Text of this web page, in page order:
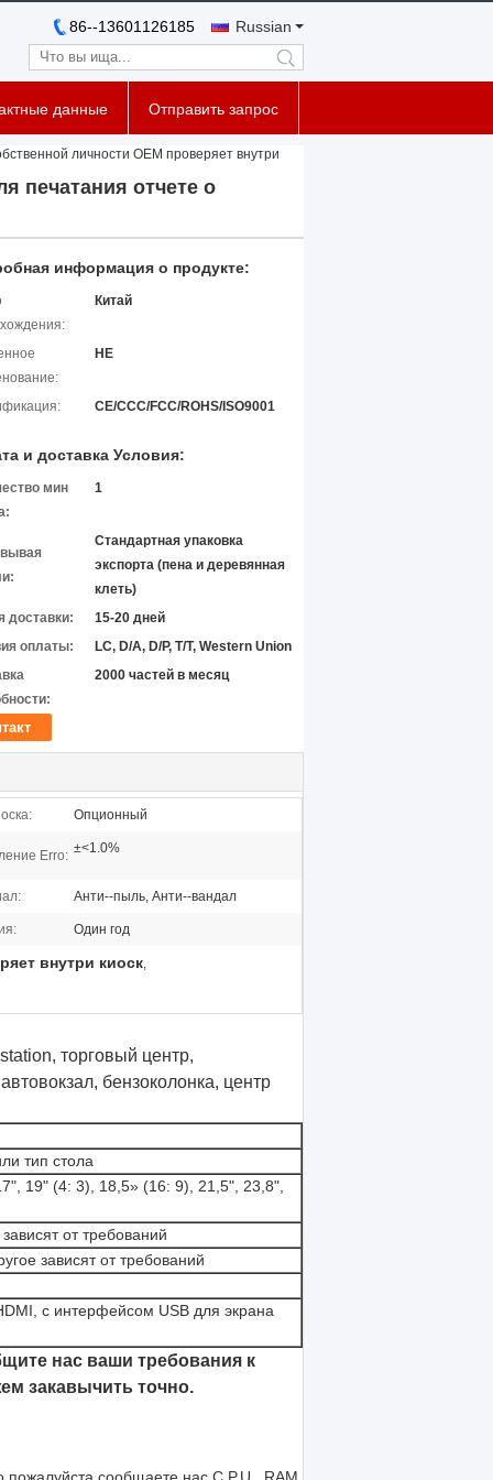
Russian
86--13601126185
search
данные Отправить запрос
личности OEM проверяет внутри
печатания отчете о
информация о продукте:
Китай
HE
CE/CCC/FCC/ROHS/ISO9001
и доставка Условия:
мин
1
Стандартная упаковка
экспорта (пена и деревянная
клеть)
доставки:
15-20 дней
оплаты:
LC, D/A, D/P, T/T, Western Union
2000 частей в месяц
Опционный
Erro: ±<1.0%
Анти--пыль, Анти--вандал
Один год
внутри киоск,
торговый центр,
бензоколонка, центр
тип стола
19" (4: 3), 18,5» (16: 9), 21,5", 23,8",
от требований
зависят от требований
с интерфейсом USB для экрана
нас ваши требования к
закавычить точно.